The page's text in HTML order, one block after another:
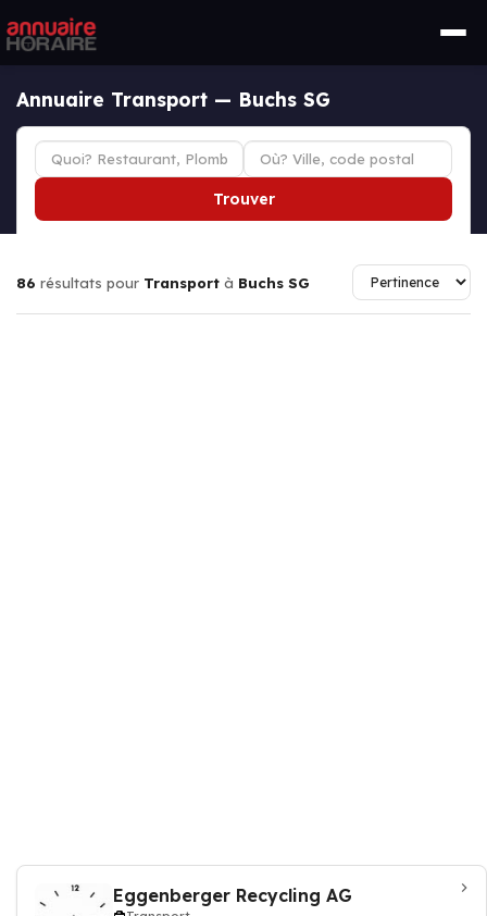
Annuaire Transport — Buchs SG
Trouver
86 résultats pour Transport à Buchs SG
Eggenberger Recycling AG